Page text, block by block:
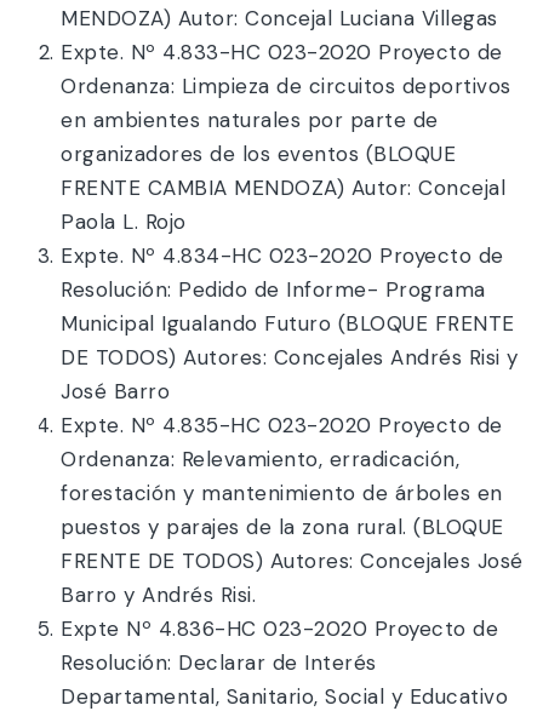
MENDOZA) Autor: Concejal Luciana Villegas
Expte. Nº 4.833-HC 023-2020 Proyecto de
Ordenanza: Limpieza de circuitos deportivos
en ambientes naturales por parte de
organizadores de los eventos (BLOQUE
FRENTE CAMBIA MENDOZA) Autor: Concejal
Paola L. Rojo
Expte. Nº 4.834-HC 023-2020 Proyecto de
Resolución: Pedido de Informe- Programa
Municipal Igualando Futuro (BLOQUE FRENTE
DE TODOS) Autores: Concejales Andrés Risi y
José Barro
Expte. Nº 4.835-HC 023-2020 Proyecto de
Ordenanza: Relevamiento, erradicación,
forestación y mantenimiento de árboles en
puestos y parajes de la zona rural. (BLOQUE
FRENTE DE TODOS) Autores: Concejales José
Barro y Andrés Risi.
Expte Nº 4.836-HC 023-2020 Proyecto de
Resolución: Declarar de Interés
Departamental, Sanitario, Social y Educativo